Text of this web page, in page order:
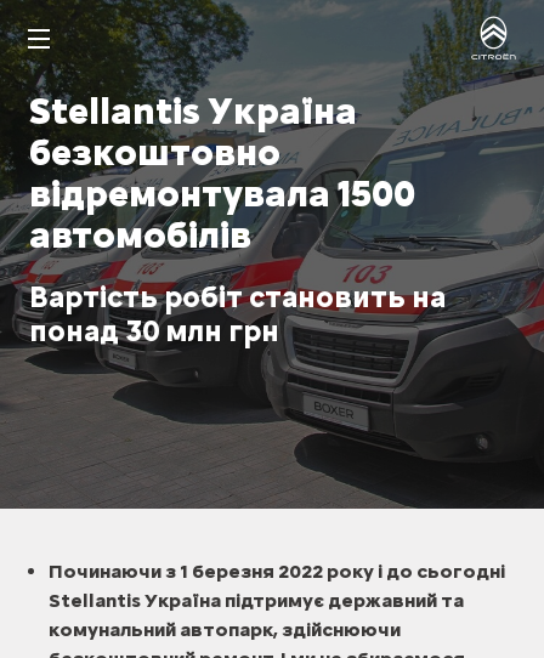
Stellantis Україна
безкоштовно
відремонтувала 1500
автомобілів
Вартість робіт становить на
понад 30 млн грн
Починаючи з 1 березня 2022 року і до сьогодні
Stellantis Україна підтримує державний та
комунальний автопарк, здійснюючи